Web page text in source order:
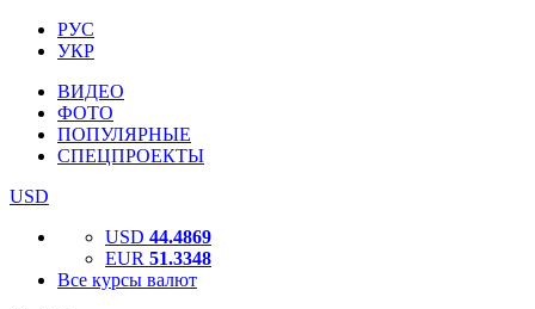
РУС
УКР
ВИДЕО
ФОТО
ПОПУЛЯРНЫЕ
СПЕЦПРОЕКТЫ
USD
USD 44.4869
EUR 51.3348
Все курсы валют